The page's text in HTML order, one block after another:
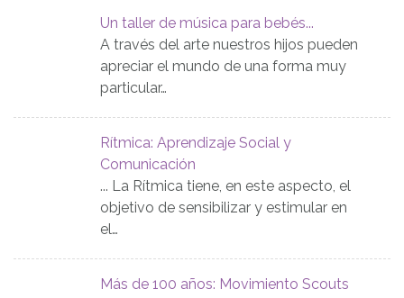
Un taller de música para bebés...
A través del arte nuestros hijos pueden
apreciar el mundo de una forma muy
particular…
Rítmica: Aprendizaje Social y
Comunicación
... La Rítmica tiene, en este aspecto, el
objetivo de sensibilizar y estimular en
el…
Más de 100 años: Movimiento Scouts